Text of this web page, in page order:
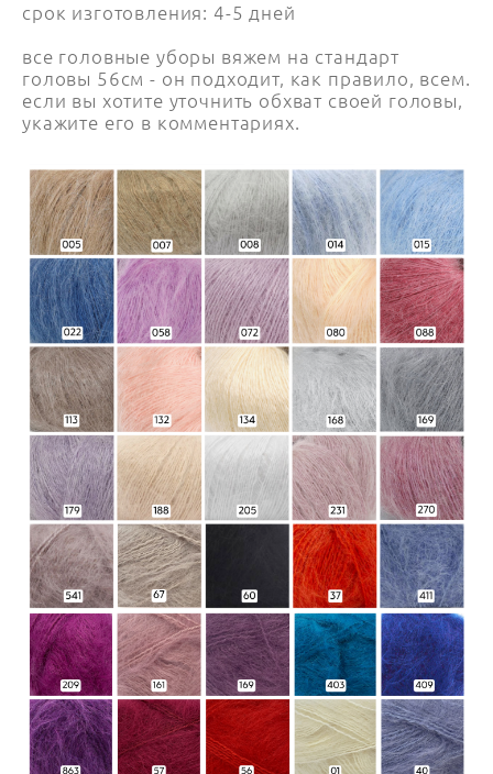
срок изготовления: 4-5 дней
все головные уборы вяжем на стандарт
головы 56см - он подходит, как правило, всем.
если вы хотите уточнить обхват своей головы,
укажите его в комментариях.